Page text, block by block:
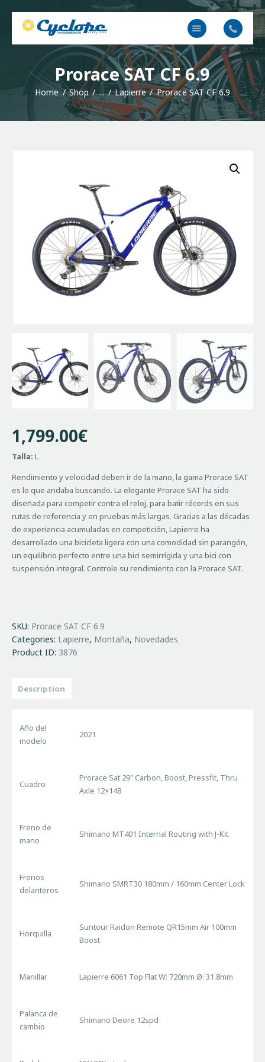
Prorace SAT CF 6.9
Home Shop ... Lapierre Prorace SAT CF 6.9
Cyclope Bicicletas
Taller y venta de bicis, eléctricas, mtb en Irun, Hondarribia y Hendaya
Inicio
Contacto
1,799.00€
Talla: L
Rendimiento y velocidad deben ir de la mano, la gama Prorace SAT
es lo que andaba buscando. La elegante Prorace SAT ha sido
diseñada para competir contra el reloj, para batir récords en sus
rutas de referencia y en pruebas más largas. Gracias a las décadas
de experiencia acumuladas en competición, Lapierre ha
desarrollado una bicicleta ligera con una comodidad sin parangón,
un equilibrio perfecto entre una bici semirrígida y una bici con
suspensión integral. Controle su rendimiento con la Prorace SAT.
SKU: Prorace SAT CF 6.9
Categories: Lapierre, Montaña, Novedades
Product ID: 3876
Description
Año del
modelo
2021
Cuadro
Prorace Sat 29″ Carbon, Boost, Pressfit, Thru
Axle 12×148
Freno de
mano
Shimano MT401 Internal Routing with J-Kit
Frenos
delanteros
Shimano SMRT30 180mm / 160mm Center Lock
Horquilla
Suntour Raidon Remote QR15mm Air 100mm
Boost
Manillar Lapierre 6061 Top Flat W: 720mm Ø: 31.8mm
Palanca de
cambio
Shimano Deore 12spd